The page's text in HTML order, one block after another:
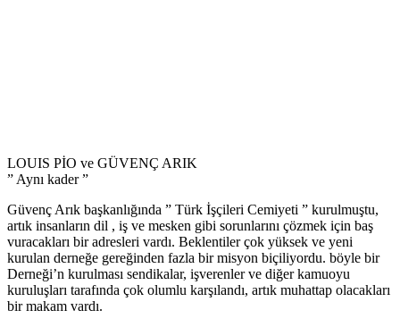
LOUIS PİO ve GÜVENÇ ARIK
” Aynı kader ”
Güvenç Arık başkanlığında ” Türk İşçileri Cemiyeti ” kurulmuştu,
artık insanların dil , iş ve mesken gibi sorunlarını çözmek için baş
vuracakları bir adresleri vardı. Beklentiler çok yüksek ve yeni
kurulan derneğe gereğinden fazla bir misyon biçiliyordu. böyle bir
Derneği’n kurulması sendikalar, işverenler ve diğer kamuoyu
kuruluşları tarafında çok olumlu karşılandı, artık muhattap olacakları
bir makam vardı.